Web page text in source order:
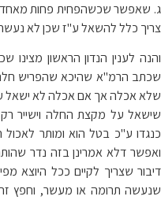
ג. שאפשר שכשהפחית פחות
צריך כלל להשאל ע"ז שכן לא
והנה לענין הנדון הראשון
שכתב הרמ"א שהיכא שהפריש
שלא אכלה אך אם אכלה לא ישאל
שישאל על מקצת החלה וישייר
כנגדו ע"כ בטל הוא ומותר
ואפשר דלא אמרינן בזה נדר
דיבור שצריך לקיים ככל היוצא
שנעשה תרומה או מעשר, וחפץ